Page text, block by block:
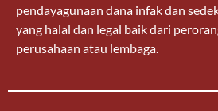
pendayagunaan dana infak dan
yang halal dan legal baik dari
perusahaan atau lembaga.